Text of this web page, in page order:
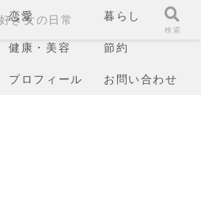
恋愛 暮らし
健康・美容 節約
プロフィール お問い合わせ
き女の日常
検索